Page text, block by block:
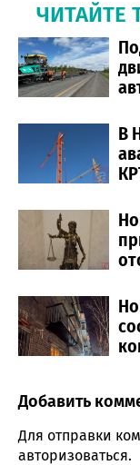
ЧИТАЙТЕ
В
Добавить
Для отправки
авторизоваться.